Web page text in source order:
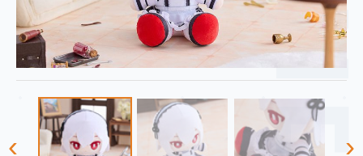
‹ ›